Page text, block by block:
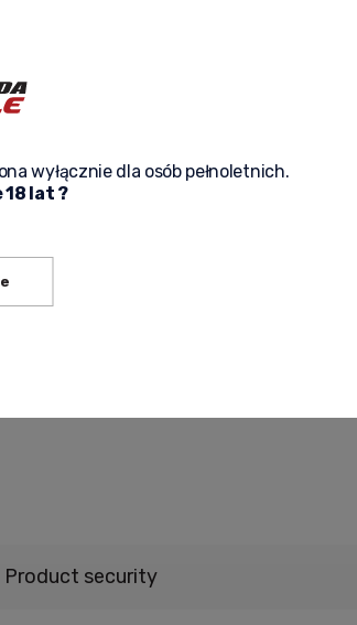
notify of
recommend
Product security
wyłącznie dla osób pełnoletnich.
18 lat ?